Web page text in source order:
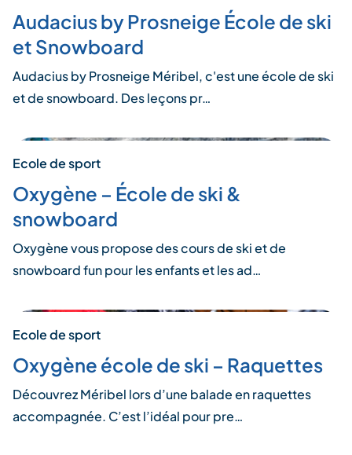
Audacius by Prosneige École de ski
et Snowboard
Audacius by Prosneige Méribel, c'est une école de ski
et de snowboard. Des leçons pr…
Ecole de sport
Oxygène – École de ski &
snowboard
Oxygène vous propose des cours de ski et de
snowboard fun pour les enfants et les ad…
Ecole de sport
Oxygène école de ski – Raquettes
Découvrez Méribel lors d’une balade en raquettes
accompagnée. C’est l’idéal pour pre…